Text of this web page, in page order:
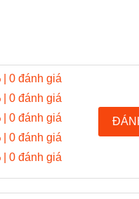
| 0 đánh giá
| 0 đánh giá
| 0 đánh giá
| 0 đánh giá
| 0 đánh giá